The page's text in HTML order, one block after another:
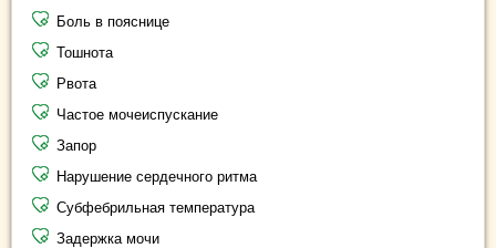
Боль в пояснице
Тошнота
Рвота
Частое мочеиспускание
Запор
Нарушение сердечного ритма
Субфебрильная температура
Задержка мочи